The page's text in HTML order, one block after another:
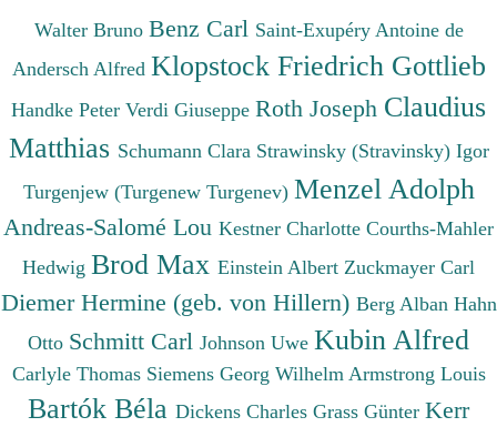
Walter Bruno Benz Carl Saint-Exupéry Antoine de
Andersch Alfred Klopstock Friedrich Gottlieb
Handke Peter Verdi Giuseppe Roth Joseph Claudius
Matthias Schumann Clara Strawinsky (Stravinsky) Igor
Turgenjew (Turgenew Turgenev) Menzel Adolph
Andreas-Salomé Lou Kestner Charlotte Courths-Mahler
Hedwig Brod Max Einstein Albert Zuckmayer Carl
Diemer Hermine (geb. von Hillern) Berg Alban Hahn
Otto Schmitt Carl Johnson Uwe Kubin Alfred
Carlyle Thomas Siemens Georg Wilhelm Armstrong Louis
Bartók Béla Dickens Charles Grass Günter Kerr